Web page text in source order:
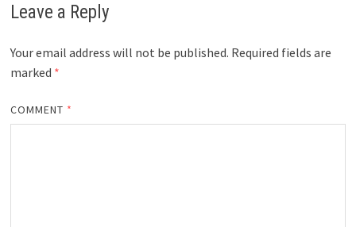
Leave a Reply
Your email address will not be published. Required fields are
marked *
COMMENT *